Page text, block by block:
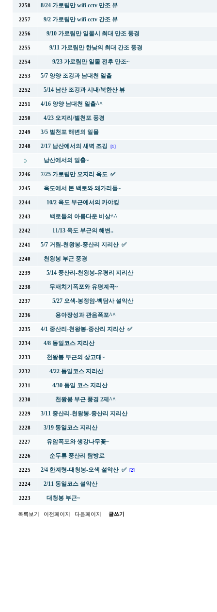
2258 8/24 가로림만 wifi cctv 만조 뷰
2257 9/2 가로림만 wifi cctv 간조 뷰
2256 9/10 가로림만 일몰시 최대 만조 풍경
2255 9/11 가로림만 한낮의 최대 간조 풍경
2254 9/23 가로림만 일몰 전후 만조~
2253 5/7 양양 조깅과 남대천 일출
2252 5/14 남산 조깅과 시내/북한산 뷰
2251 4/16 양양 남대천 일출^^
2250 4/23 오지리/벌천포 풍경
2249 3/5 벌천포 해변의 일몰
2248 2/17 남산에서의 새벽 조깅 [1]
남산에서의 일출~
2246 7/25 가로림만 오지리 옥도 ✅
2245 옥도에서 본 백로와 왜가리들~
2244 10/2 옥도 부근에서의 카야킹
2243 백로들의 아름다운 비상^^
2242 11/13 옥도 부근의 해변..
2241 5/7 거림-천왕봉-중산리 지리산 ✅
2240 천왕봉 부근 풍경
2239 5/14 중산리-천왕봉-유평리 지리산
2238 무재치기폭포와 유평계곡~
2237 5/27 오색-봉정암-백담사 설악산
2236 용아장성과 관음폭포^^
2235 4/1 중산리-천왕봉-중산리 지리산 ✅
2234 4/8 동일코스 지리산
2233 천왕봉 부근의 상고대~
2232 4/22 동일코스 지리산
2231 4/30 동일 코스 지리산
2230 천왕봉 부근 풍경 2제^^
2229 3/11 중산리-천왕봉-중산리 지리산
2228 3/19 동일코스 지리산
2227 유암폭포와 생강나무꽃~
2226 순두류 중산리 탐방로
2225 2/4 한계령-대청봉-오색 설악산 ✅ [2]
2224 2/11 동일코스 설악산
2223 대청봉 부근~
목록보기 이전페이지 다음페이지 글쓰기